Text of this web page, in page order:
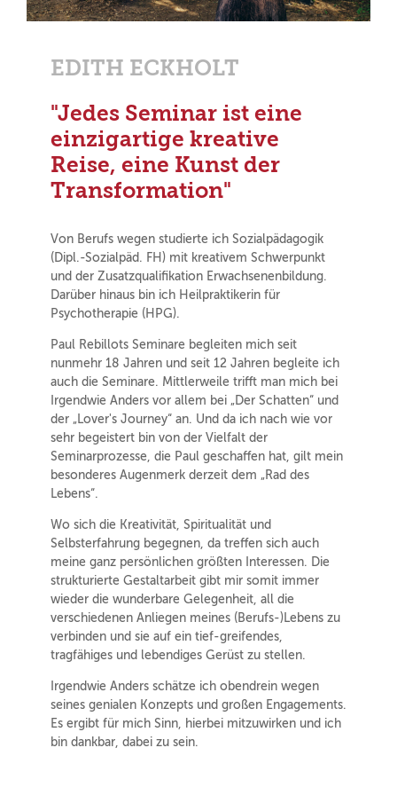
EDITH ECKHOLT
"Jedes Seminar ist eine
einzigartige kreative
Reise, eine Kunst der
Transformation"
Von Berufs wegen studierte ich Sozialpädagogik
(Dipl.-Sozialpäd. FH) mit kreativem Schwerpunkt
und der Zusatzqualifikation Erwachsenenbildung.
Darüber hinaus bin ich Heilpraktikerin für
Psychotherapie (HPG).
Paul Rebillots Seminare begleiten mich seit
nunmehr 18 Jahren und seit 12 Jahren begleite ich
auch die Seminare. Mittlerweile trifft man mich bei
Irgendwie Anders vor allem bei „Der Schatten“ und
der „Lover's Journey“ an. Und da ich nach wie vor
sehr begeistert bin von der Vielfalt der
Seminarprozesse, die Paul geschaffen hat, gilt mein
besonderes Augenmerk derzeit dem „Rad des
Lebens“.
Wo sich die Kreativität, Spiritualität und
Selbsterfahrung begegnen, da treffen sich auch
meine ganz persönlichen größten Interessen. Die
strukturierte Gestaltarbeit gibt mir somit immer
wieder die wunderbare Gelegenheit, all die
verschiedenen Anliegen meines (Berufs-)Lebens zu
verbinden und sie auf ein tief-greifendes,
tragfähiges und lebendiges Gerüst zu stellen.
Irgendwie Anders schätze ich obendrein wegen
seines genialen Konzepts und großen Engagements.
Es ergibt für mich Sinn, hierbei mitzuwirken und ich
bin dankbar, dabei zu sein.